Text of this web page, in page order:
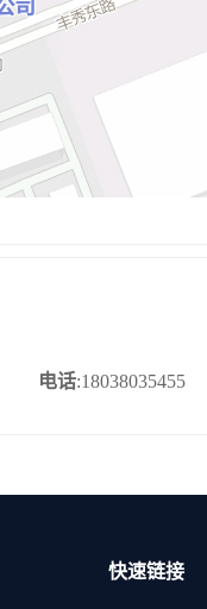
电话:18038035455
快速链接